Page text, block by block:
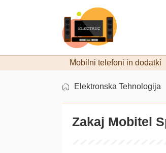
Mobilni telefoni in dodatki
Elektronska Tehnologija
Zakaj Mobitel